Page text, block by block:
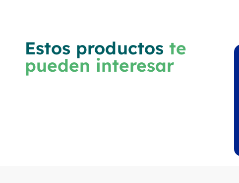
Estos productos te
pueden interesar